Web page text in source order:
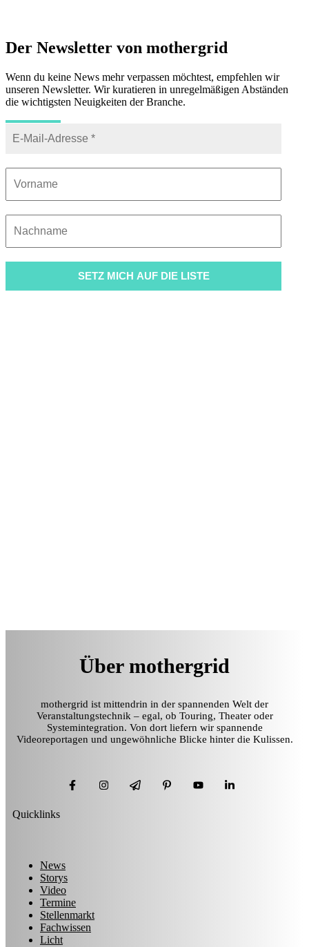
Der Newsletter von mothergrid
Wenn du keine News mehr verpassen möchtest, empfehlen wir
unseren Newsletter. Wir kuratieren in unregelmäßigen Abständen
die wichtigsten Neuigkeiten der Branche.
Über mothergrid
mothergrid ist mittendrin in der spannenden Welt der
Veranstaltungstechnik – egal, ob Touring, Theater oder
Systemintegration. Von dort liefern wir spannende
Videoreportagen und ungewöhnliche Blicke hinter die Kulissen.
Quicklinks
News
Storys
Video
Termine
Stellenmarkt
Fachwissen
Licht